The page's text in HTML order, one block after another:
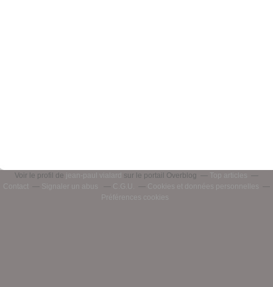
Voir le profil de jean-paul vialard sur le portail Overblog
Top articles
Contact
Signaler un abus C.G.U.
Cookies et données personnelles
Préférences cookies